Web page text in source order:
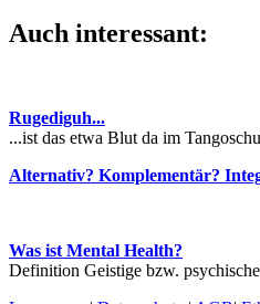
Auch interessant:
Rugediguh...
...ist das etwa Blut da im
Alternativ? Komplementär?
Was ist Mental Health?
Definition Geistige bzw.